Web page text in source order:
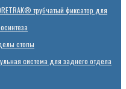
трубчатый фиксатор для
стопы
система для заднего отдела